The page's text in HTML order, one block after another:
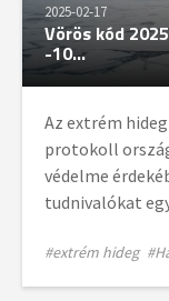
2025-02-17
Vörös kód
-10...
Az extrém
protokoll
védelme
tudnivalókat
#extrém hideg